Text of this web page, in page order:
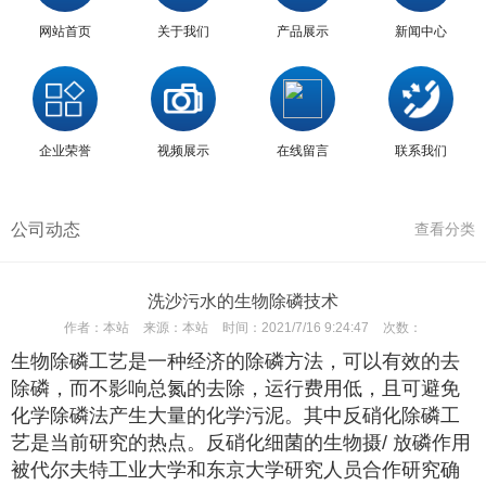
网站首页 关于我们 产品展示 新闻中心
企业荣誉 视频展示 在线留言 联系我们
公司动态 查看分类
洗沙污水的生物除磷技术
作者： 本站 来源： 本站 时间： 2021/7/16 9:24:47 次数：
生物除磷工艺是一种经济的除磷方法，可以有效的去
除磷，而不影响总氮的去除，运行费用低，且可避免
化学除磷法产生大量的化学污泥。其中反硝化除磷工
艺是当前研究的热点。反硝化细菌的生物摄/ 放磷作用
被代尔夫特工业大学和东京大学研究人员合作研究确